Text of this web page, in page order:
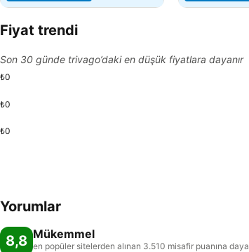
Fiyat trendi
Son 30 günde trivago’daki en düşük fiyatlara dayanır
₺0
₺0
₺0
Yorumlar
8,8 Mükemmel
en popüler sitelerden alınan 3.510 misafir puanına